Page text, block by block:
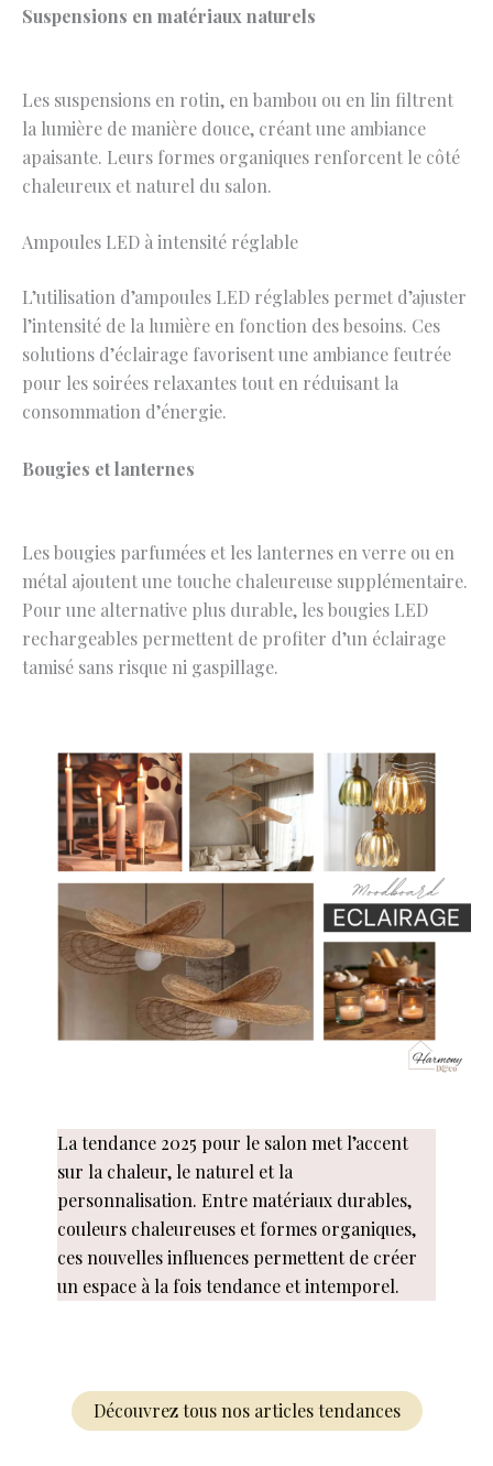
Suspensions en matériaux naturels
Les suspensions en rotin, en bambou ou en lin filtrent
la lumière de manière douce, créant une ambiance
apaisante. Leurs formes organiques renforcent le côté
chaleureux et naturel du salon.
Ampoules LED à intensité réglable
L’utilisation d’ampoules LED réglables permet d’ajuster
l’intensité de la lumière en fonction des besoins. Ces
solutions d’éclairage favorisent une ambiance feutrée
pour les soirées relaxantes tout en réduisant la
consommation d’énergie.
Bougies et lanternes
Les bougies parfumées et les lanternes en verre ou en
métal ajoutent une touche chaleureuse supplémentaire.
Pour une alternative plus durable, les bougies LED
rechargeables permettent de profiter d’un éclairage
tamisé sans risque ni gaspillage.
La tendance 2025 pour le salon met l’accent
sur la chaleur, le naturel et la
personnalisation. Entre matériaux durables,
couleurs chaleureuses et formes organiques,
ces nouvelles influences permettent de créer
un espace à la fois tendance et intemporel.
Découvrez tous nos articles tendances